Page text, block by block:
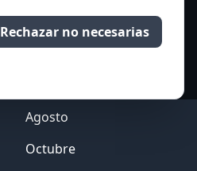
Rechazar no necesarias
Febrero
Abril
Agosto
Octubre